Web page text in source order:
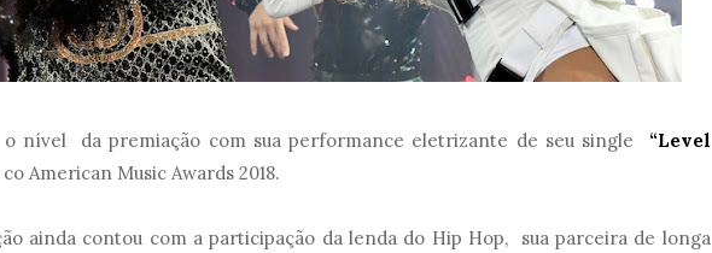
o nível da premiação com sua performance eletrizante de seu single “Level
American Music Awards 2018.
ainda contou com a participação da lenda do Hip Hop, sua parceira de longa